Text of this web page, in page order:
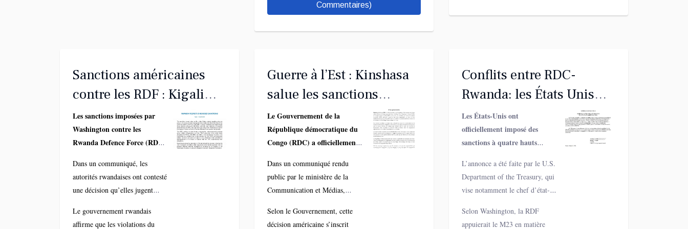
région des Grands Lacs.Commentaires)
Sanctions américaines
contre les RDF : Kigali
pris dans l’étau
diplomatique de Kinshasa
Les sanctions imposées par
Washington contre les
Rwanda Defence Force (RDF)
pression diplomatique accrue
dans le dossier de la crise
sécuritaire à l’Est de la
République démocratique du
Congo.
Dans un communiqué, les
autorités rwandaises ont contesté
une décision qu’elles jugent
la complexité du conflit. Selon
Le gouvernement rwandais
affirme que les violations du
Guerre à l’Est : Kinshasa
salue les sanctions
américaines contre
l’armée rwandaise et
réaffirme son cap vers la
paix
Le Gouvernement de la
République démocratique du
Congo (RDC) a officiellement
sanctions imposées par les
États-Unis contre les Forces de
défense rwandaises (RDF) et
certains de leurs hauts
responsables, accusés
Dans un communiqué rendu
public par le ministère de la
Communication et Médias,
mesures, prises par le
Selon le Gouvernement, cette
décision américaine s’inscrit
Conflits entre RDC-
Rwanda: les États Unis
imposent des sanctions
contre quatre hauts
gradés de l'armée
Rwandaise
Les États-Unis ont
officiellement imposé des
sanctions à quatre hauts
Defence Force (RDF), accusée
de soutenir la rébellion du
Mouvement du 23 mars (M23)
dans l’Est de la RDC.
L’annonce a été faite par le U.S.
Department of the Treasury, qui
vise notamment le chef d’état-
général Mubarakh Muganga,
Selon Washington, la RDF
appuierait le M23 en matière